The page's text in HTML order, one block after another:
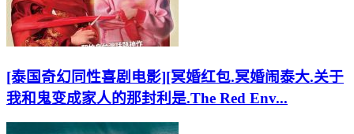
[泰国奇幻同性喜剧电影][冥婚红包.冥婚闹泰大.关于
我和鬼变成家人的那封利是.The Red Env...